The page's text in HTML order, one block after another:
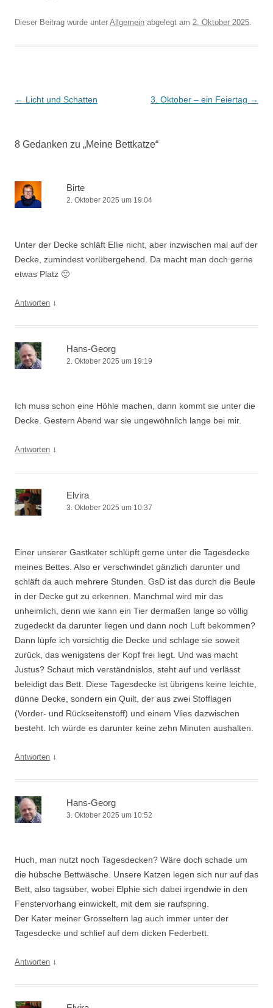
Dieser Beitrag wurde unter Allgemein abgelegt am 2. Oktober 2025.
Beitrags-
← Licht und Schatten 3. Oktober – ein Feiertag →
8 Gedanken zu „Meine Bettkatze“
Birte
2. Oktober 2025 um 19:04
Unter der Decke schläft Ellie nicht, aber inzwischen mal auf der
Decke, zumindest vorübergehend. Da macht man doch gerne
etwas Platz 🙂
Antworten ↓
Hans-Georg
2. Oktober 2025 um 19:19
Ich muss schon eine Höhle machen, dann kommt sie unter die
Decke. Gestern Abend war sie ungewöhnlich lange bei mir.
Antworten ↓
Elvira
3. Oktober 2025 um 10:37
Einer unserer Gastkater schlüpft gerne unter die Tagesdecke
meines Bettes. Also er verschwindet gänzlich darunter und
schläft da auch mehrere Stunden. GsD ist das durch die Beule
in der Decke gut zu erkennen. Manchmal wird mir das
unheimlich, denn wie kann ein Tier dermaßen lange so völlig
zugedeckt da darunter liegen und dann noch Luft bekommen?
Dann lüpfe ich vorsichtig die Decke und schlage sie soweit
zurück, das wenigstens der Kopf frei liegt. Und was macht
Justus? Schaut mich verständnislos, steht auf und verlässt
beleidigt das Bett. Diese Tagesdecke ist übrigens keine leichte,
dünne Decke, sondern ein Quilt, der aus zwei Stofflagen
(Vorder- und Rückseitenstoff) und einem Vlies dazwischen
besteht. Ich würde es darunter keine zehn Minuten aushalten.
Antworten ↓
Hans-Georg
3. Oktober 2025 um 10:52
Huch, man nutzt noch Tagesdecken? Wäre doch schade um
die hübsche Bettwäsche. Unsere Katzen legen sich nur auf das
Bett, also tagsüber, wobei Elphie sich dabei irgendwie in den
Fenstervorhang einwickelt, mit dem sie raufspring.
Der Kater meiner Grosseltern lag auch immer unter der
Tagesdecke und schlief auf dem dicken Federbett.
Antworten ↓